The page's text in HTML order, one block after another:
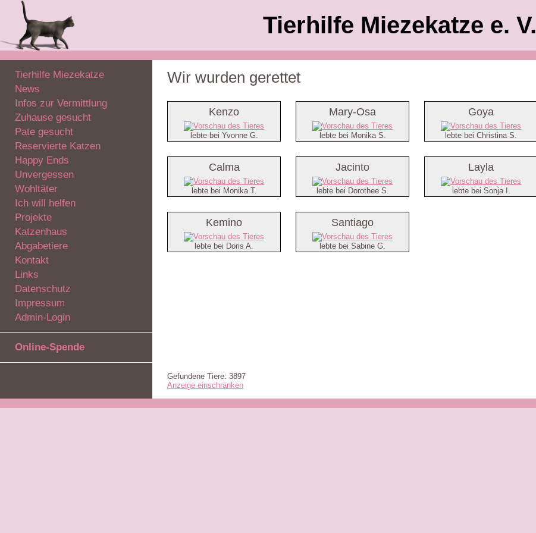
Tierhilfe Miezekatze e. V.
Tierhilfe Miezekatze
News
Infos zur Vermittlung
Zuhause gesucht
Pate gesucht
Reservierte Katzen
Happy Ends
Unvergessen
Wohltäter
Ich will helfen
Projekte
Katzenhaus
Abgabetiere
Kontakt
Links
Datenschutz
Impressum
Admin-Login
Online-Spende
Wir wurden gerettet
Kenzo
lebte bei Yvonne G.
Mary-Osa
lebte bei Monika S.
Goya
lebte bei Christina S.
Calma
lebte bei Monika T.
Jacinto
lebte bei Dorothee S.
Layla
lebte bei Sonja I.
Kemino
lebte bei Doris A.
Santiago
lebte bei Sabine G.
Gefundene Tiere: 3897
Anzeige einschränken